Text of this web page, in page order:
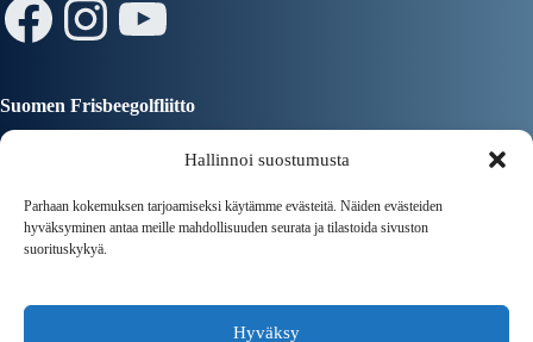
Hallinnoi suostumusta
Parhaan kokemuksen tarjoamiseksi käytämme evästeitä. Näiden evästeiden
hyväksyminen antaa meille mahdollisuuden seurata ja tilastoida sivuston
suorituskykyä.
Hyväksy
Facebook
Instagram
YouTube
Suomen Frisbeegolfliitto
Tampereen Kaupunki